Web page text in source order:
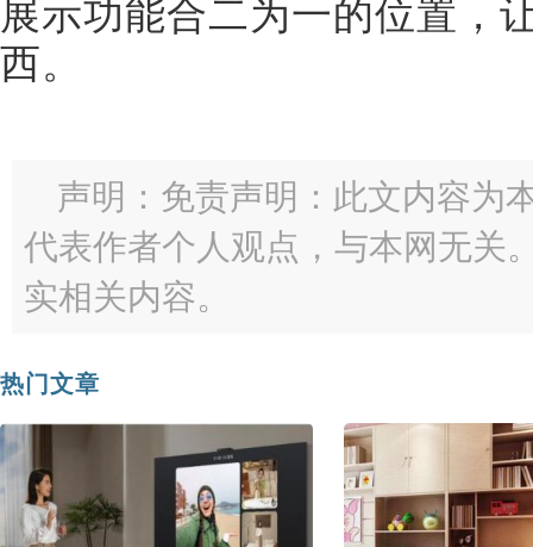
展示功能合二为一的位置，
西。
声明：免责声明：此文内容为
代表作者个人观点，与本网无关
实相关内容。
热门文章